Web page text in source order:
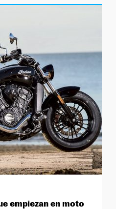
empiezan en moto